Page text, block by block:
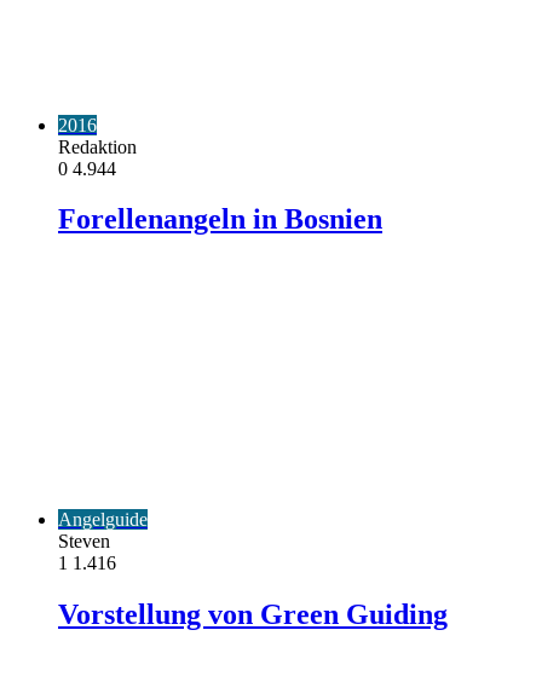
2016
Redaktion
0 4.944
Forellenangeln in Bosnien
Angelguide
Steven
1 1.416
Vorstellung von Green Guiding